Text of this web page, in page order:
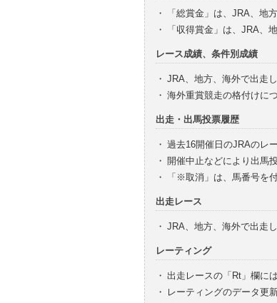
・
「総賞金」は、JRA、地
・
「収得賞金」は、JRA、
レース成績、条件別成績
・ JRA、地方、海外で出走
・ 海外重賞競走の格付けに
出走・出馬投票履歴
・ 過去16開催日のJRAのレ
・ 開催中止などにより出馬
・
「※取消」は、馬番号を
出走レース
・ JRA、地方、海外で出走
レーティング
・ 出走レースの「Rt」欄に
・
レーティングのデータ更